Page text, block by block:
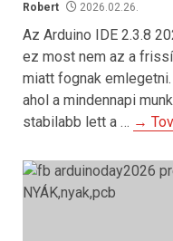
Robert 2026.02.26.
Az Arduino IDE 2.3.8
ez most nem az a
miatt fognak
ahol a mindennapi
stabilabb lett a … →